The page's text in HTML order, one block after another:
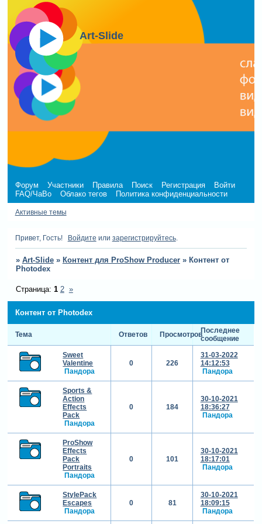
Art-Slide
Форум Участники Правила Поиск Регистрация
Войти
FAQ/ЧаВо
Облако тегов Политика конфиденциальности
Активные темы
Привет, Гость! Войдите или зарегистрируйтесь.
» Art-Slide » Контент для ProShow Producer » Контент от
Photodex
Контент от Photodex
Страница: 1 2 »
Тема Ответов ПросмотровПоследнее
сообщение
Sweet
Valentine
Пандора
0 226
31-03-2022
14:12:53
Пандора
Sports &
Action
Effects
Pack
Пандора
0 184
30-10-2021
18:36:27
Пандора
ProShow
Effects
Pack
Portraits
Пандора
0 101
30-10-2021
18:17:01
Пандора
StylePack
Escapes
Пандора
0 81
30-10-2021
18:09:15
Пандора